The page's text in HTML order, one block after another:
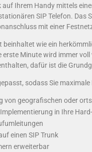
auf Ihrem Handy mittels
SIP Telefon.
mit einer
beinhaltet wie ein
erste Minute wird immer
dafür ist die
sodass Sie
von geografischen oder
in Ihre
einen SIP Trunk
erweiterbar